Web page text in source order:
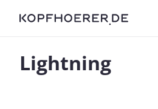
Lightning